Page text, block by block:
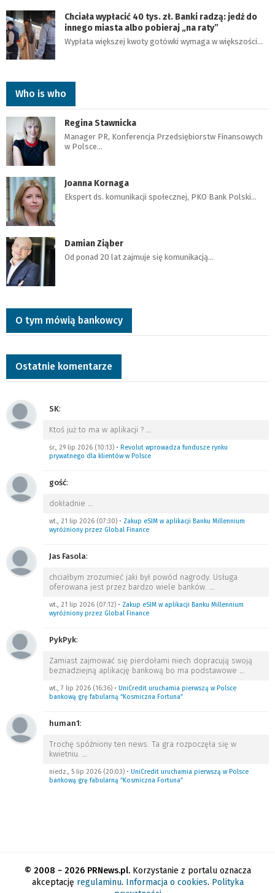
Chciała wypłacić 40 tys. zł. Banki radzą: jedź do
innego miasta albo pobieraj „na raty”
Wypłata większej kwoty gotówki wymaga w większości…
Who is who
Regina Stawnicka
Manager PR, Konferencja Przedsiębiorstw Finansowych
w Polsce…
Joanna Kornaga
Ekspert ds. komunikacji społecznej, PKO Bank Polski…
Damian Ziąber
Od ponad 20 lat zajmuje się komunikacją…
O tym mówią bankowcy
Ostatnie komentarze
SK:
Ktoś już to ma w aplikacji ? …
śr., 29 lip 2026 (10:13) • Revolut wprowadza fundusze rynku
prywatnego dla klientów w Polsce
gość:
dokładnie …
wt., 21 lip 2026 (07:30) • Zakup eSIM w aplikacji Banku Millennium
wyróżniony przez Global Finance
Jas Fasola:
chciałbym zrozumieć jaki był powód nagrody. Usługa
oferowana jest przez bardzo wiele banków. …
wt., 21 lip 2026 (07:12) • Zakup eSIM w aplikacji Banku Millennium
wyróżniony przez Global Finance
PykPyk:
Zamiast zajmować się pierdołami niech dopracują swoją
beznadziejną aplikację bankową bo ma podstawowe …
wt., 7 lip 2026 (16:36) • UniCredit uruchamia pierwszą w Polsce
bankową grę fabularną “Kosmiczna Fortuna”
human1:
Trochę spóźniony ten news. Ta gra rozpoczęła się w
kwietniu. …
niedz., 5 lip 2026 (20:03) • UniCredit uruchamia pierwszą w Polsce
bankową grę fabularną “Kosmiczna Fortuna”
© 2008 − 2026 PRNews.pl.Korzystanie z portalu oznacza
akceptację regulaminu. Informacja o cookies. Polityka